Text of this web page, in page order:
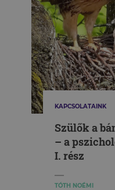
KAPCSOLATAINK
Szülők a
– a
I. rész
TÓTH NOÉMI